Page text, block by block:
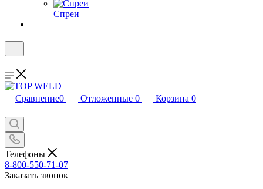
Спреи
Сравнение0 Отложенные 0 Корзина 0
Телефоны
8-800-550-71-07
Заказать звонок